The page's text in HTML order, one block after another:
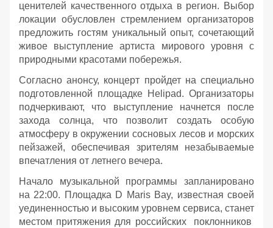
ценителей качественного отдыха в регион. Выбор
локации обусловлен стремлением организаторов
предложить гостям уникальный опыт, сочетающий
живое выступление артиста мирового уровня с
природными красотами побережья.
Согласно анонсу, концерт пройдет на специально
подготовленной площадке Helipad. Организаторы
подчеркивают, что выступление начнется после
захода солнца, что позволит создать особую
атмосферу в окружении сосновых лесов и морских
пейзажей, обеспечивая зрителям незабываемые
впечатления от летнего вечера.
Начало музыкальной программы запланировано
на 22:00. Площадка D Maris Bay, известная своей
уединенностью и высоким уровнем сервиса, станет
местом притяжения для российских поклонников